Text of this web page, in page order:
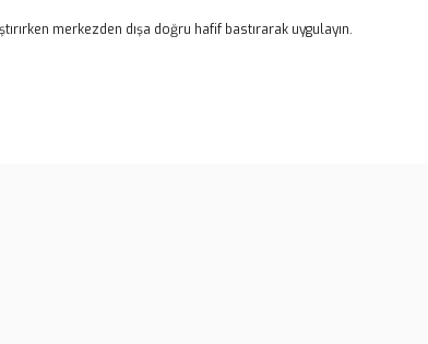
merkezden dışa doğru hafif bastırarak uygulayın.